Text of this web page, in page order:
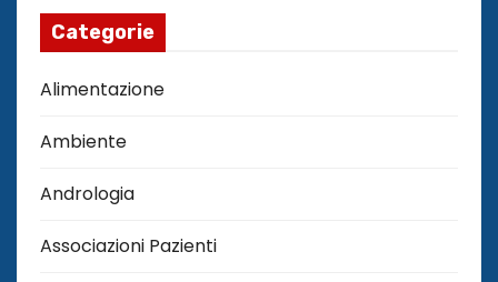
Categorie
Alimentazione
Ambiente
Andrologia
Associazioni Pazienti